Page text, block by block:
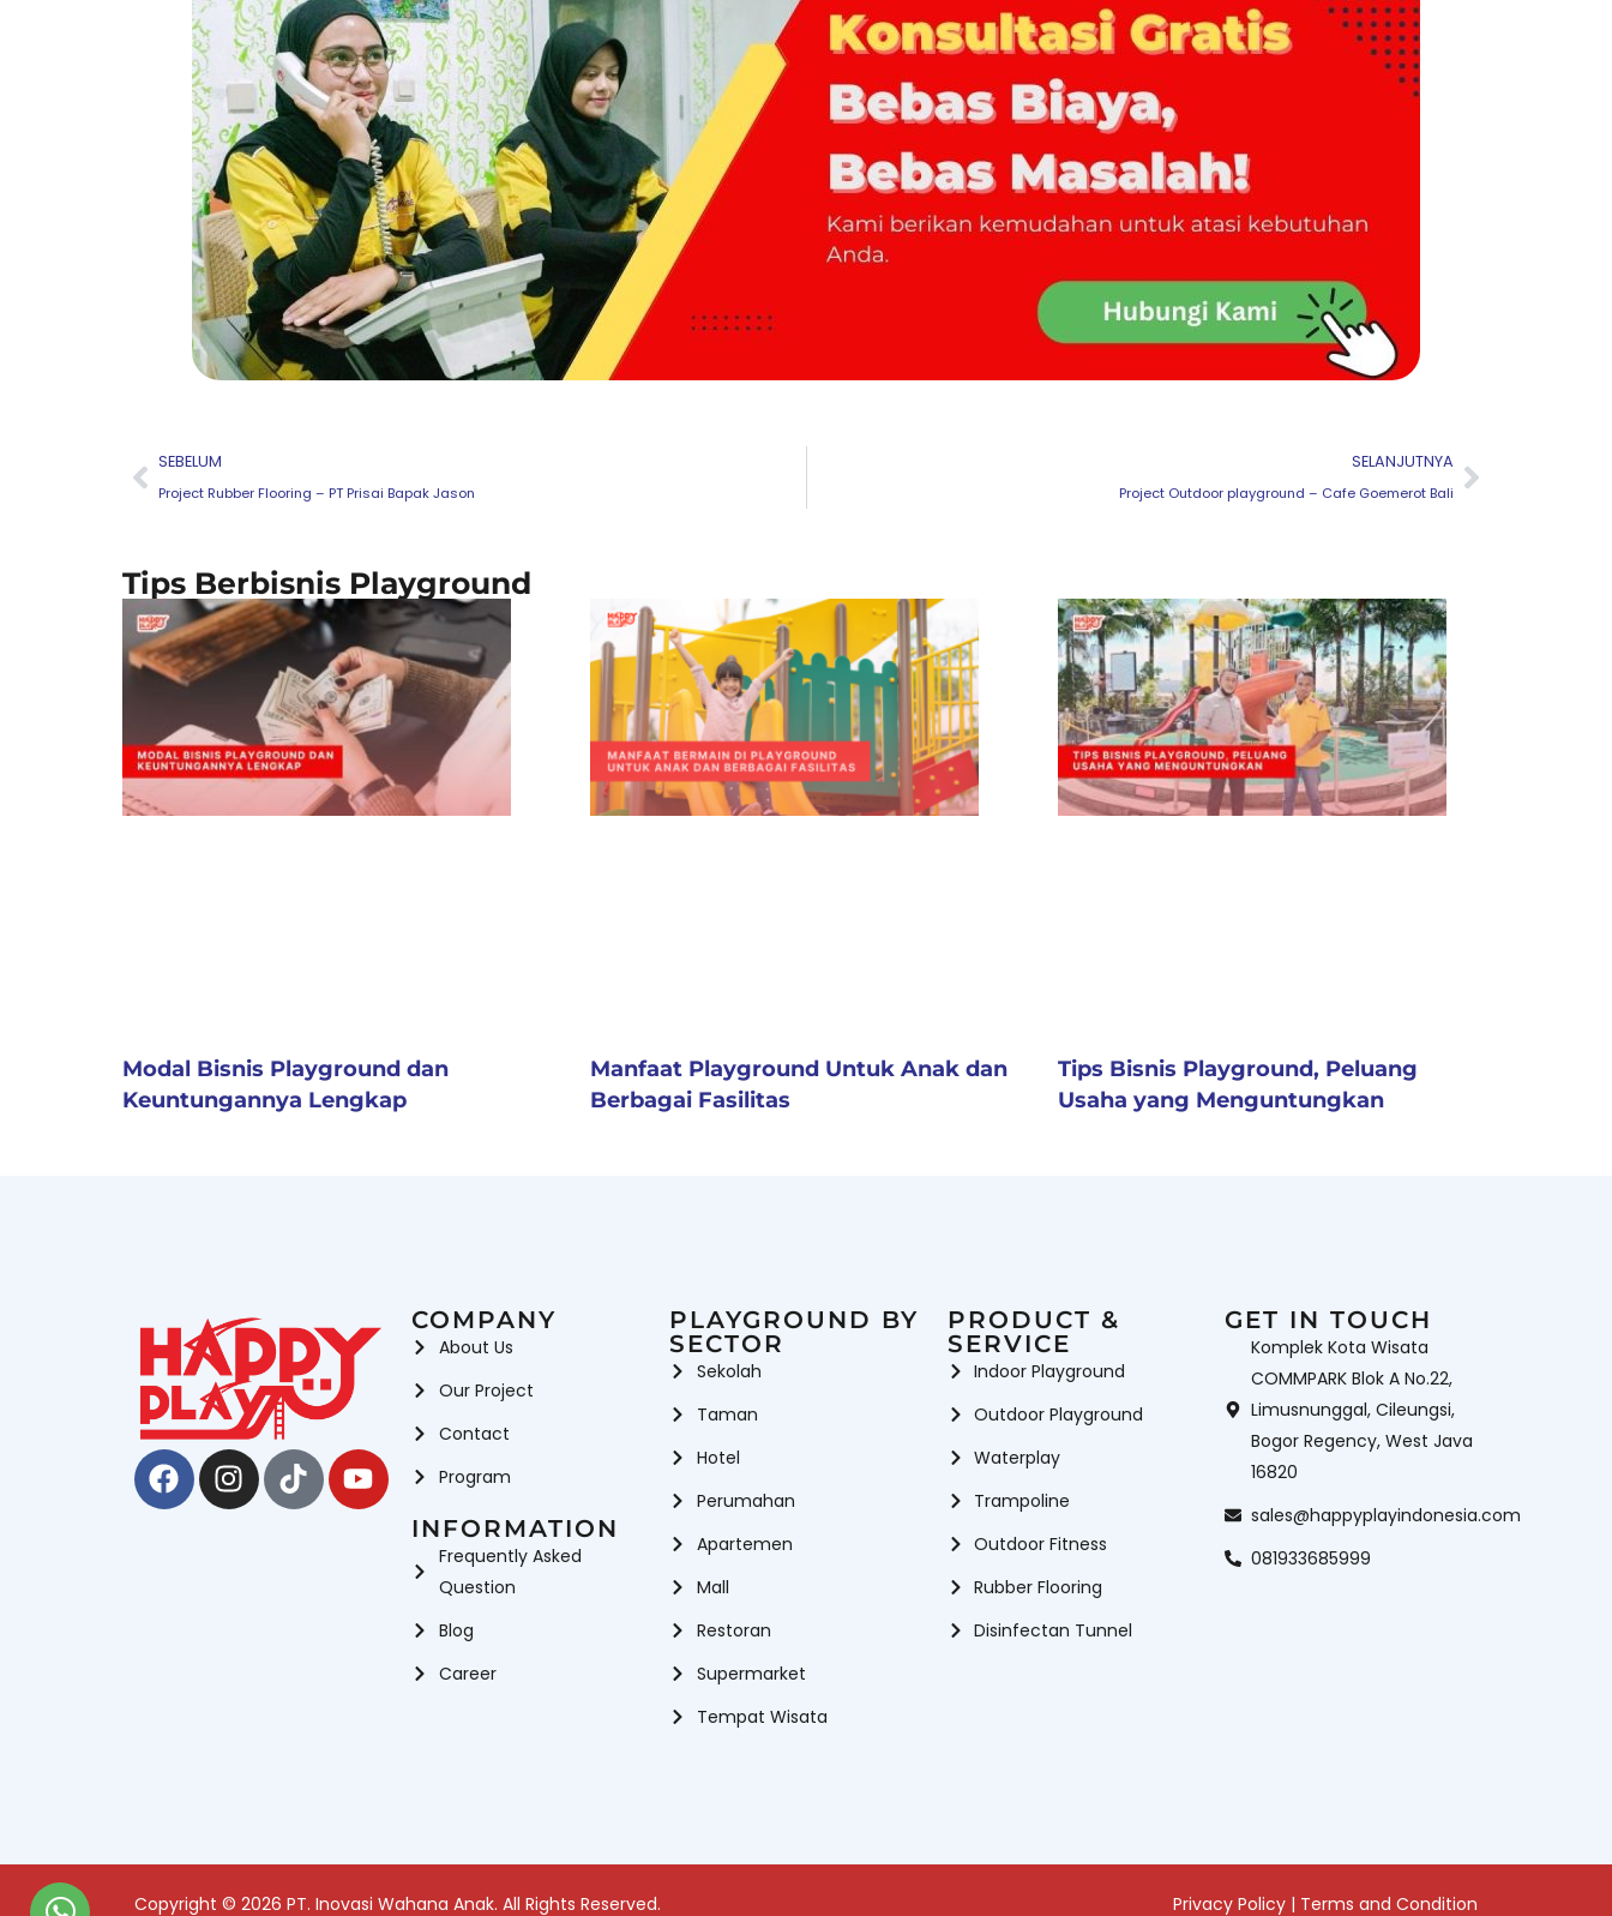
Prev
SEBELUM
Project Rubber Flooring – PT Prisai Bapak Jason
SELANJUTNYA
Project Outdoor playground – Cafe Goemerot Bali
Next
Tips Berbisnis Playground
Modal Bisnis Playground dan
Keuntungannya Lengkap
Manfaat Playground Untuk Anak dan
Berbagai Fasilitas
Tips Bisnis Playground, Peluang
Usaha yang Menguntungkan
Facebook
Instagram
TiktokYoutube
COMPANY
About Us
Our Project
Contact
Program
INFORMATION
Frequently Asked
Question
Blog
Career
PLAYGROUND BY
SECTOR
Sekolah
Taman
Hotel
Perumahan
Apartemen
Mall
Restoran
Supermarket
Tempat Wisata
PRODUCT &
SERVICE
Indoor Playground
Outdoor Playground
Waterplay
Trampoline
Outdoor Fitness
Rubber Flooring
Disinfectan Tunnel
GET IN TOUCH
Komplek Kota Wisata
COMMPARK Blok A No.22,
Limusnunggal, Cileungsi,
Bogor Regency, West Java
16820
sales@happyplayindonesia.com
081933685999
Copyright © 2026 PT. Inovasi Wahana Anak. All Rights Reserved. Privacy Policy | Terms and Condition